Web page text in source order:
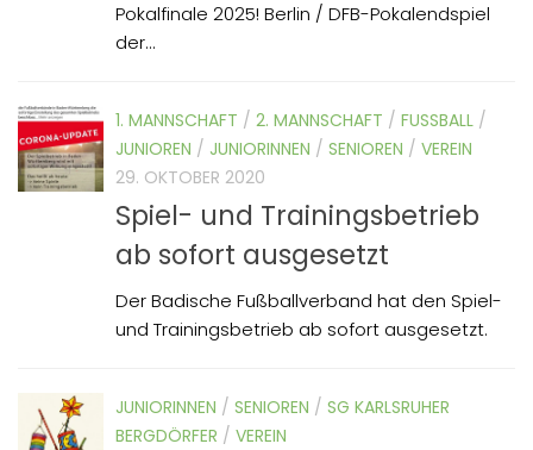
Pokalfinale 2025! Berlin / DFB-Pokalendspiel
der...
1. MANNSCHAFT / 2. MANNSCHAFT / FUSSBALL /
JUNIOREN / JUNIORINNEN / SENIOREN / VEREIN
29. OKTOBER 2020
Spiel- und Trainingsbetrieb
ab sofort ausgesetzt
Der Badische Fußballverband hat den Spiel-
und Trainingsbetrieb ab sofort ausgesetzt.
JUNIORINNEN / SENIOREN / SG KARLSRUHER
BERGDÖRFER / VEREIN